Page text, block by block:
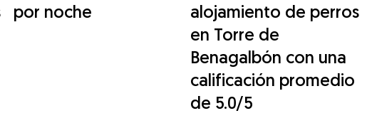
por noche
alojamiento de perros
en Torre de
Benagalbón con una
calificación promedio
de 5.0/5